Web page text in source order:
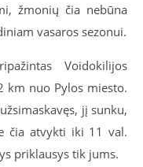
žmonių čia nebūna
vasaros sezonui.
Voidokilijos
km nuo Pylos miesto.
jį sunku,
čia atvykti iki 11 val.
priklausys tik jums.